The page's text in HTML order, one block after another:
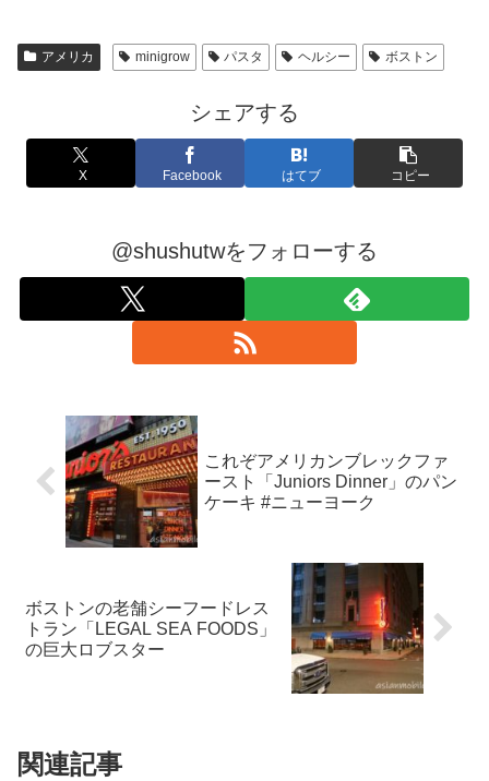
アメリカ minigrow パスタ ヘルシー ボストン
シェアする
X Facebook はてブ コピー
@shushutwをフォローする
これぞアメリカンブレックファ
ースト「Juniors Dinner」のパン
ケーキ #ニューヨーク
ボストンの老舗シーフードレス
トラン「LEGAL SEA FOODS」
の巨大ロブスター
関連記事